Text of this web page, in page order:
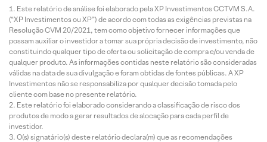
Este relatório de análise foi elaborado pela XP Investimentos CCTVM S.A.
(“XP Investimentos ou XP”) de acordo com todas as exigências previstas na
Resolução CVM 20/2021, tem como objetivo fornecer informações que
possam auxiliar o investidor a tomar sua própria decisão de investimento, não
constituindo qualquer tipo de oferta ou solicitação de compra e/ou venda de
qualquer produto. As informações contidas neste relatório são consideradas
válidas na data de sua divulgação e foram obtidas de fontes públicas. A XP
Investimentos não se responsabiliza por qualquer decisão tomada pelo
cliente com base no presente relatório.
Este relatório foi elaborado considerando a classificação de risco dos
produtos de modo a gerar resultados de alocação para cada perfil de
investidor.
O(s) signatário(s) deste relatório declara(m) que as recomendações